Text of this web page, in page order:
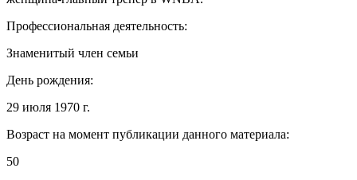
Профессиональная деятельность:
Знаменитый член семьи
День рождения:
29 июля 1970 г.
Возраст на момент публикации данного материала:
50